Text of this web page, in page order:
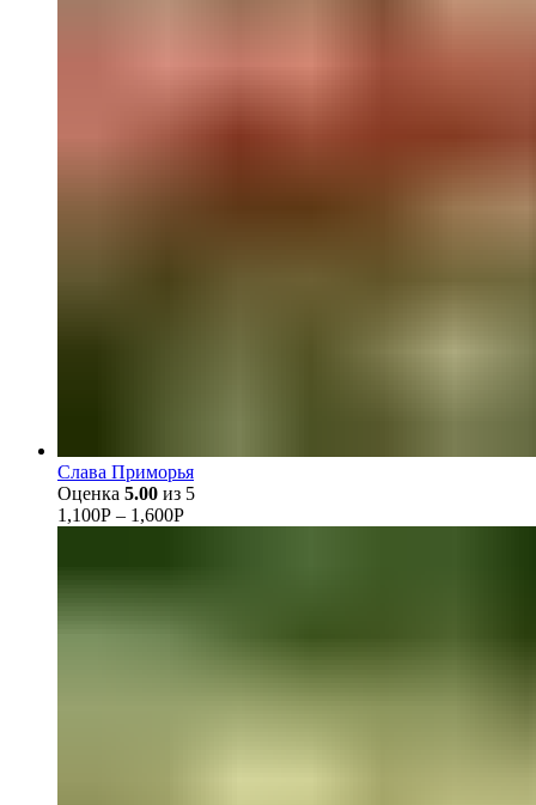
Слава Приморья
Оценка 5.00 из 5
1,100Р – 1,600Р